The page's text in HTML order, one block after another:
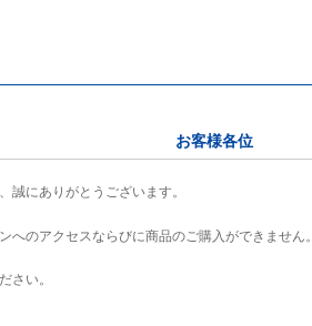
お客様各位
誠にありがとうございます。
へのアクセスならびに商品のご購入ができません。
さい。